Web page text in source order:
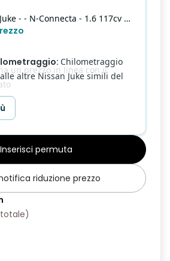
Juke - - N-Connecta - 1.6 117cv N-Connecta CVT
un prezzo in linea con il
Inserisci permuta
riduzione prezzo
totale)